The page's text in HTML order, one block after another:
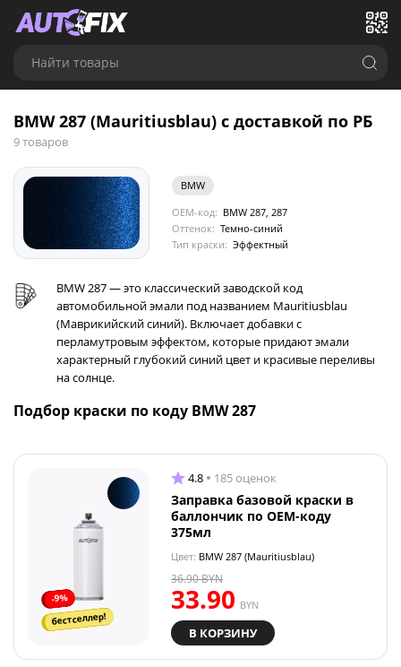
Найти товары
BMW 287 (Mauritiusblau) с доставкой по РБ
9 товаров
BMW
OEM-код: BMW 287, 287
Оттенок: Темно-синий
Тип краски: Эффектный
BMW 287 — это классический заводской код
автомобильной эмали под названием Mauritiusblau
(Маврикийский синий). Включает добавки с
перламутровым эффектом, которые придают эмали
характерный глубокий синий цвет и красивые переливы
на солнце.
Подбор краски по коду BMW 287
-9%
бестселлер!
4.8 185 оценок
Заправка базовой краски в
баллончик по OEM-коду
375мл
Цвет: BMW 287 (Mauritiusblau)
33.90 BYN
36.90BYN
В КОРЗИНУ